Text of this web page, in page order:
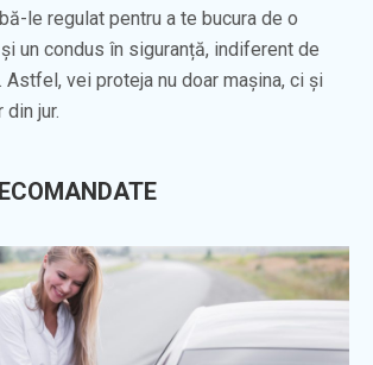
le regulat pentru a te bucura de o
un condus în siguranță, indiferent de
vei proteja nu doar mașina, ci și
jur.